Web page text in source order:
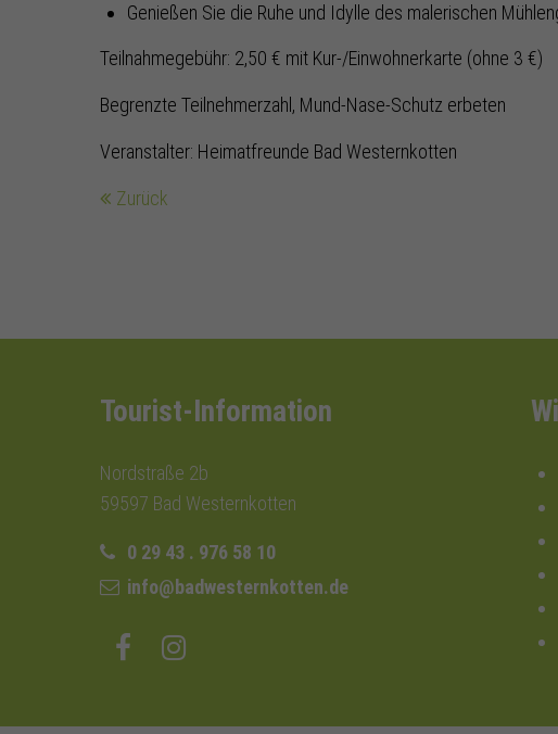
Genießen Sie die Ruhe und Idylle des malerischen
Teilnahmegebühr: 2,50 € mit Kur-/Einwohnerkarte (ohne 3 €)
Begrenzte Teilnehmerzahl, Mund-Nase-Schutz erbeten
Veranstalter: Heimatfreunde Bad Westernkotten
Zurück
Tourist-Information
Nordstraße 2b
59597 Bad Westernkotten
0 29 43 . 976 58 10
info@badwesternkotten.de